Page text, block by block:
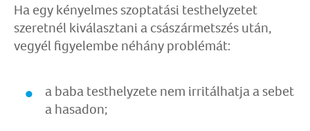
Ha egy kényelmes szoptatási testhelyzetet
szeretnél kiválasztani a császármetszés után,
vegyél figyelembe néhány problémát:
a baba testhelyzete nem irritálhatja a sebet
a hasadon;